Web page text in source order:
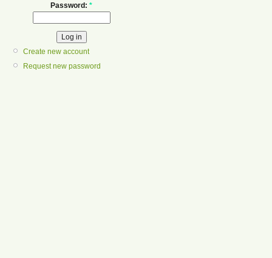
Password: *
Create new account
Request new password